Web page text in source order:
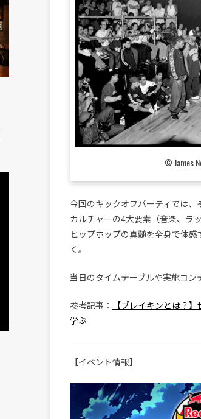
© James
今回のキックオフパーティでは
カルチャーの4大要素（音楽、ラ
ヒップホップの真髄を全身で体
く。
当日のタイムテーブルや実施コン
参考記事：
【ブレイキンとは？
学ぶ
【イベント情報】